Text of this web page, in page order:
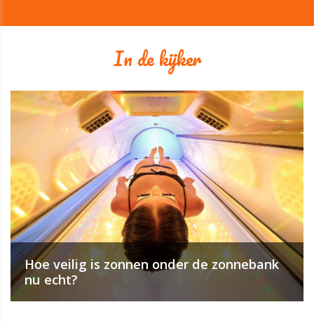
In de kijker
Hoe veilig is zonnen onder de zonnebank
nu echt?